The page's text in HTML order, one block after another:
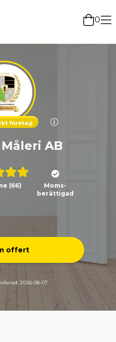
0
företag
AB
(66)
Moms-
berättigad
offert
2026-08-07